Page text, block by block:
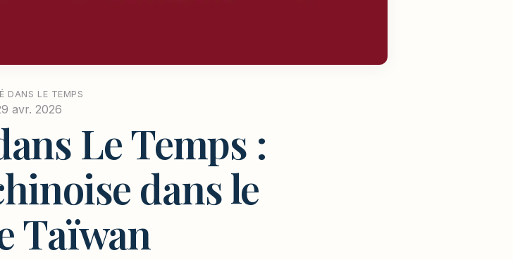
DANS LE TEMPS
avr. 2026
Le Temps :
dans le
Taïwan